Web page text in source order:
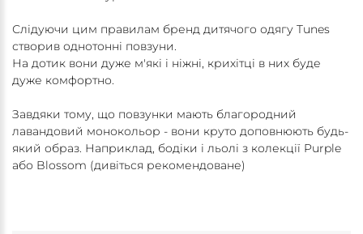
Слідуючи цим правилам бренд дитячого одягу Tunes
створив однотонні повзуни.
На дотик вони дуже м'які і ніжні, крихітці в них буде
дуже комфортно.
Завдяки тому, що повзунки мають благородний
лавандовий монокольор - вони круто доповнюють будь-
який образ. Наприклад, бодіки і льолі з колекції Purple
або Blossom (дивіться рекомендоване)